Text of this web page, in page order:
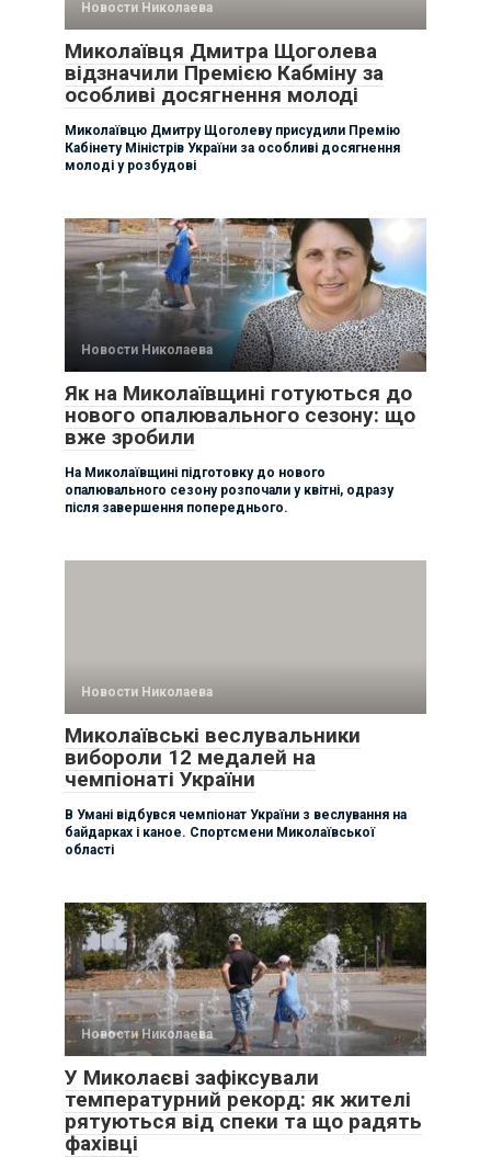
Новости Николаева
Миколаївця Дмитра Щоголева
відзначили Премією Кабміну за
особливі досягнення молоді
Миколаївцю Дмитру Щоголеву присудили Премію
Кабінету Міністрів України за особливі досягнення
молоді у розбудові
Новости Николаева
Як на Миколаївщині готуються до
нового опалювального сезону: що
вже зробили
На Миколаївщині підготовку до нового
опалювального сезону розпочали у квітні, одразу
після завершення попереднього.
Новости Николаева
Миколаївські веслувальники
вибороли 12 медалей на
чемпіонаті України
В Умані відбувся чемпіонат України з веслування на
байдарках і каное. Спортсмени Миколаївської
області
Новости Николаева
У Миколаєві зафіксували
температурний рекорд: як жителі
рятуються від спеки та що радять
фахівці